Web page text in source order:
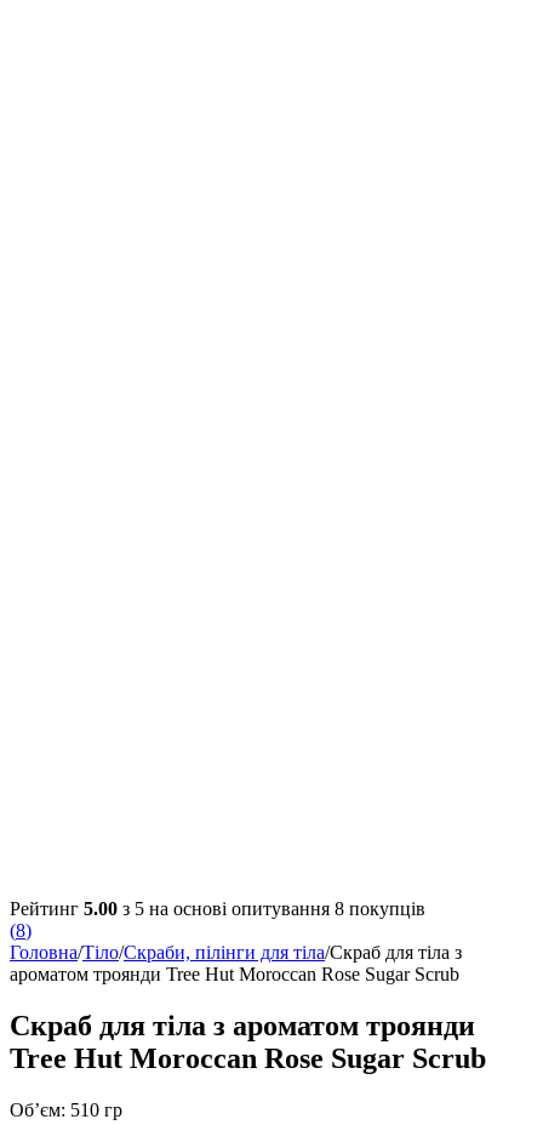
Рейтинг 5.00 з 5 на основі опитування 8 покупців
(8)
Головна/Тіло/Скраби, пілінги для тіла/Скраб для тіла з
ароматом троянди Tree Hut Moroccan Rose Sugar Scrub
Скраб для тіла з ароматом троянди
Tree Hut Moroccan Rose Sugar Scrub
Об’єм: 510 гр